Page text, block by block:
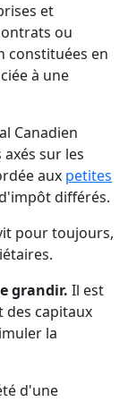
et
ou
constituées en
à une
Canadien
sur les
aux petites
différés.
pour toujours,
grandir. Il est
des capitaux
la
d'une